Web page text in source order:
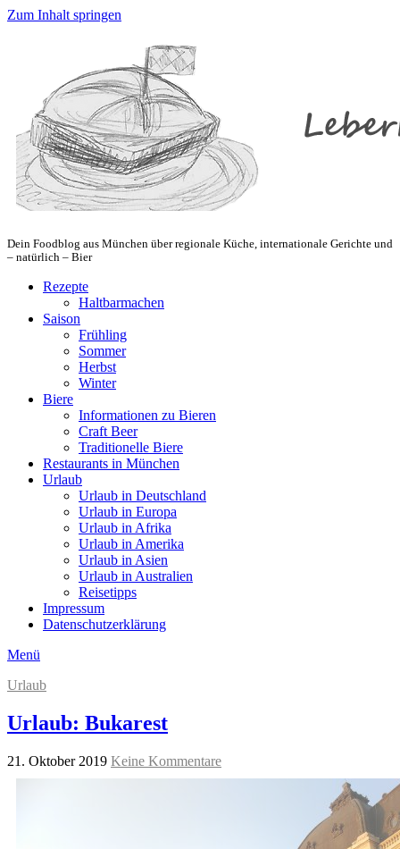
Zum Inhalt springen
Dein Foodblog aus München über regionale Küche, internationale Gerichte und
– natürlich – Bier
Rezepte
Haltbarmachen
Saison
Frühling
Sommer
Herbst
Winter
Biere
Informationen zu Bieren
Craft Beer
Traditionelle Biere
Restaurants in München
Urlaub
Urlaub in Deutschland
Urlaub in Europa
Urlaub in Afrika
Urlaub in Amerika
Urlaub in Asien
Urlaub in Australien
Reisetipps
Impressum
Datenschutzerklärung
Menü
Urlaub
Urlaub: Bukarest
21. Oktober 2019 Keine Kommentare